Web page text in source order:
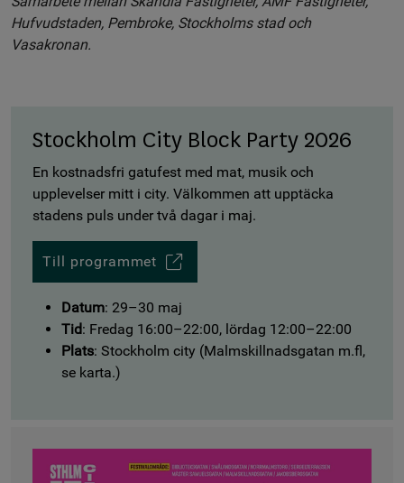
Hufvudstaden, Pembroke, Stockholms stad och
Vasakronan.
Stockholm City Block Party 2026
En kostnadsfri gatufest med mat, musik och
upplevelser mitt i city. Välkommen att upptäcka
stadens puls under två dagar i maj.
Till programmet
Datum: 29–30 maj
Tid: Fredag 16:00–22:00, lördag 12:00–22:00
Plats: Stockholm city (Malmskillnadsgatan m.fl,
se karta.)